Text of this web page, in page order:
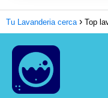
Tu Lavanderia cerca Top